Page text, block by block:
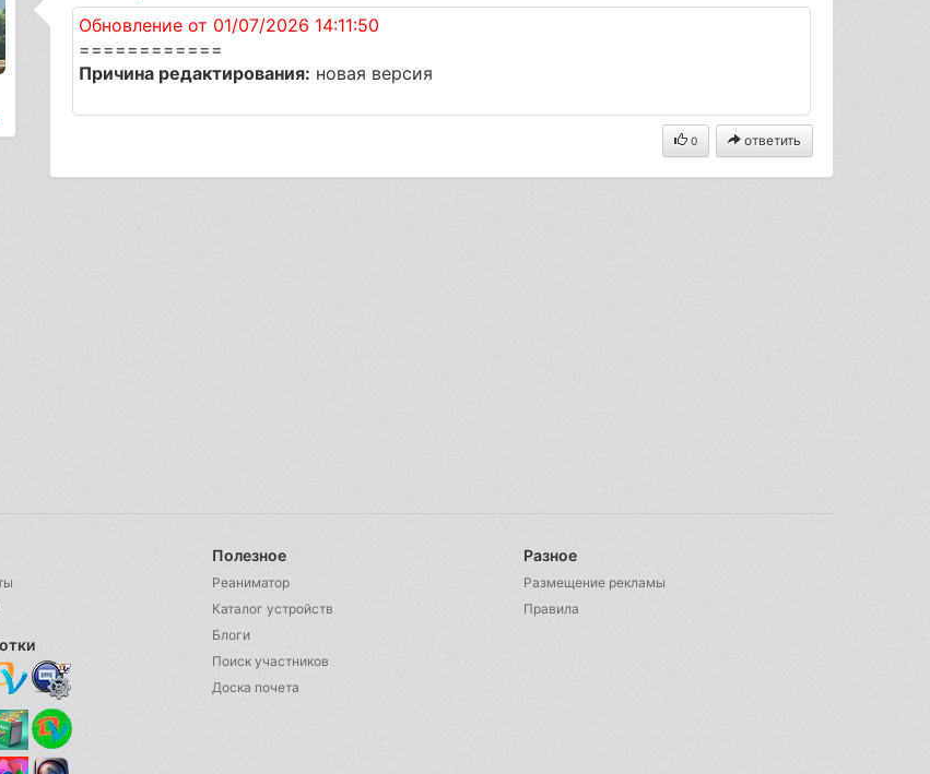
Обновление от 01/07/2026 14:11:50
============
Причина редактирования: новая версия
0 ответить
Полезное
Реаниматор
Каталог устройств
Блоги
Поиск участников
Доска почета
Разное
Размещение рекламы
Правила